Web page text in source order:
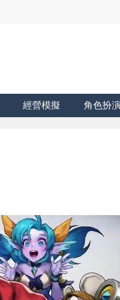
經營模擬 角色扮